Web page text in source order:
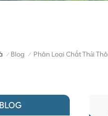
/ Blog /